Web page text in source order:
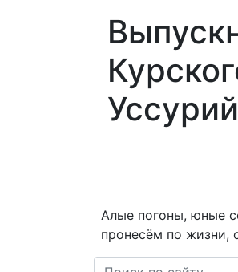
Алые погоны, юные
пронесём по жизни,